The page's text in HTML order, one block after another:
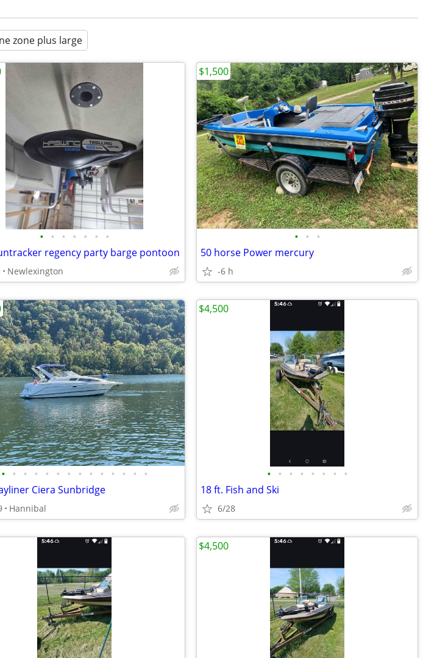
zone plus large
• • • • • • •
regency party barge pontoon
Newlexington
• • •
50 horse Power mercury
-6 h
$1,500
• • • • • • • • • • • • • •
Ciera Sunbridge
Hannibal
• • • • • • • •
18 ft. Fish and Ski
6/28
$4,500
$4,500